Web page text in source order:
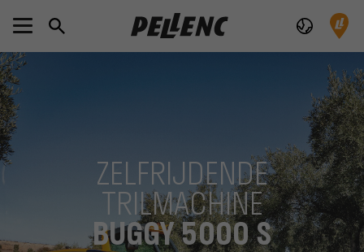
ZELFRIJDENDE
TRILMACHINE
BUGGY 5000 S